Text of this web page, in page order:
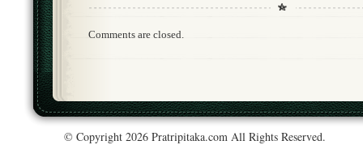
Comments are closed.
© Copyright 2026 Pratripitaka.com All Rights Reserved.